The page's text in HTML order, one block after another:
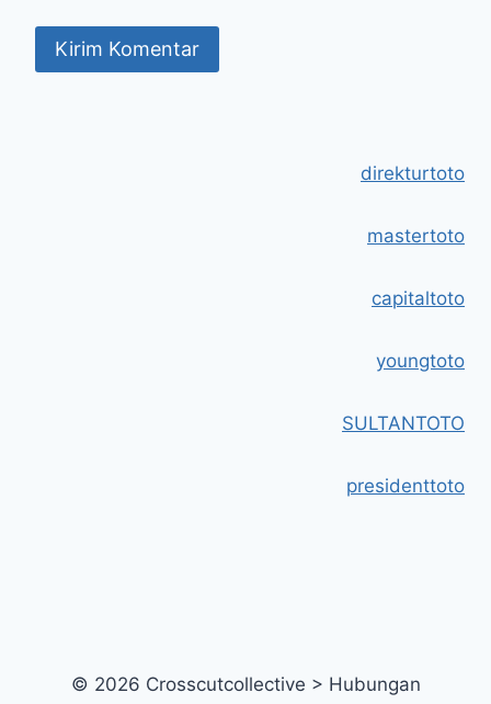
direkturtoto
mastertoto
capitaltoto
youngtoto
SULTANTOTO
presidenttoto
© 2026 Crosscutcollective > Hubungan